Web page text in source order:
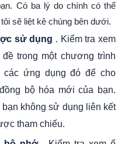
Có ba lý do chính có thể
sẽ liệt kê chúng bên dưới.
sử dụng . Kiểm tra xem
trong một chương trình
các ứng dụng đó để cho
bộ hóa mới của bạn.
không sử dụng liên kết
tham chiếu.